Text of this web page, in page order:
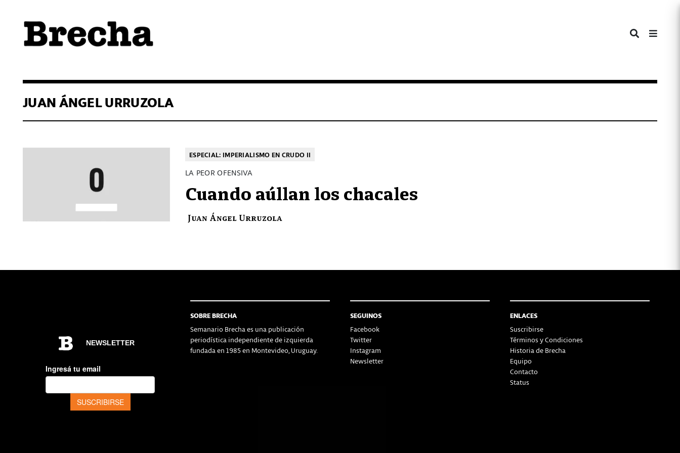
JUAN ÁNGEL URRUZOLA
ESPECIAL: IMPERIALISMO EN CRUDO II
LA PEOR OFENSIVA
Cuando aúllan los chacales
Juan Ángel Urruzola
SOBRE BRECHA
Semanario Brecha es una publicación
periodística independiente de izquierda
fundada en 1985 en Montevideo, Uruguay.
SEGUINOS
Facebook
Twitter
Instagram
Newsletter
ENLACES
Suscribirse
Términos y Condiciones
Historia de Brecha
Equipo
Contacto
Status